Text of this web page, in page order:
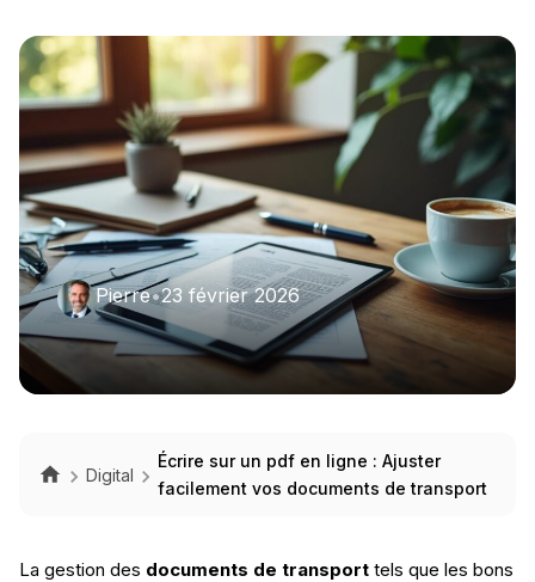
Pierre•23 février 2026
Digital
Écrire sur un pdf en ligne : Ajuster
facilement vos documents de transport
La gestion des documents de transport tels que les bons